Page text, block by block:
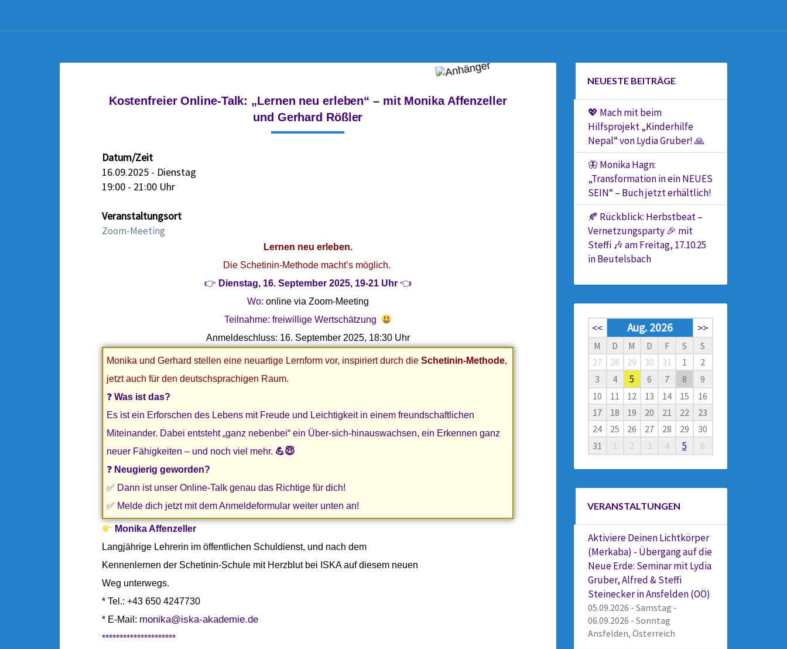
K
E
N
F
E
I
E
-
T
A
K
:
„
L
E
R
N
E
N
E
U
E
R
L
E
Kostenfreier Online-Talk: „Lernen neu erleben“ – mit Monika Affenzeller
und Gerhard Rößler
Datum/Zeit
16.09.2025 - Dienstag
19:00 - 21:00 Uhr
Veranstaltungsort
Zoom-Meeting
Lernen neu erleben.
Die Schetinin-Methode macht’s möglich.
👉 Dienstag, 16. September 2025, 19-21 Uhr👈
Wo: online via Zoom-Meeting
Teilnahme: freiwillige Wertschätzung
Anmeldeschluss: 16. September 2025, 18:30 Uhr
Monika und Gerhard stellen eine neuartige Lernform vor, inspiriert durch die Schetinin-Methode,
jetzt auch für den deutschsprachigen Raum.
❓ Was ist das?
Es ist ein Erforschen des Lebens mit Freude und Leichtigkeit in einem freundschaftlichen
Miteinander. Dabei entsteht „ganz nebenbei“ ein Über-sich-hinauswachsen, ein Erkennen ganz
neuer Fähigkeiten – und noch viel mehr. 💪😇
❓ Neugierig geworden?
✅ Dann ist unser Online-Talk genau das Richtige für dich!
✅ Melde dich jetzt mit dem Anmeldeformular weiter unten an!
Monika Affenzeller
Langjährige Lehrerin im öffentlichen Schuldienst, und nach dem
Kennenlernen der Schetinin-Schule mit Herzblut bei ISKA auf diesem neuen
Weg unterwegs.
* Tel.: +43 650 4247730
* E-Mail: monika@iska-akademie.de
*********************
NEUESTE BEITRÄGE
💖 Mach mit beim
Hilfsprojekt „Kinderhilfe
Nepal“ von Lydia Gruber! 🙏
🦋 Monika Hagn:
„Transformation in ein NEUES
SEIN“ – Buch jetzt erhältlich!
🍂 Rückblick: Herbstbeat –
Vernetzungsparty 🎉 mit
Steffi 🎶 am Freitag, 17.10.25
in Beutelsbach
<< Aug. 2026 >>
M D M D F S
S
27
28 29 30 31 1
2
3
4 5 6 7 8
9
10
11 12 13 14 15
16
17
18 19 20 21 22
23
24
25 26 27 28 29
30
31
1 2 3 4 5 6
VERANSTALTUNGEN
Aktiviere Deinen Lichtkörper
(Merkaba) - Übergang auf die
Neue Erde: Seminar mit Lydia
Gruber, Alfred & Steffi
Steinecker in Ansfelden (OÖ)
05.09.2026 - Samstag -
06.09.2026 - Sonntag
Ansfelden, Österreich